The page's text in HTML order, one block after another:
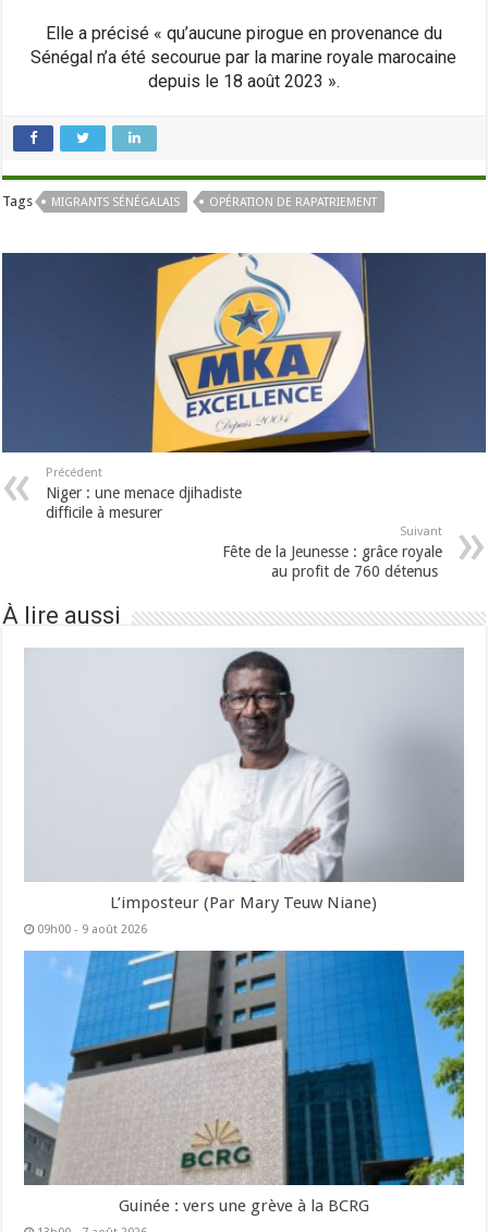
Elle a précisé « qu’aucune pirogue en provenance du
Sénégal n’a été secourue par la marine royale marocaine
depuis le 18 août 2023 ».
Tags MIGRANTS SÉNÉGALAIS OPÉRATION DE RAPATRIEMENT
Précédent
Niger : une menace djihadiste
difficile à mesurer
Suivant
Fête de la Jeunesse : grâce royale
au profit de 760 détenus
À lire aussi
L’imposteur (Par Mary Teuw Niane)
09h00 - 9 août 2026
Guinée : vers une grève à la BCRG